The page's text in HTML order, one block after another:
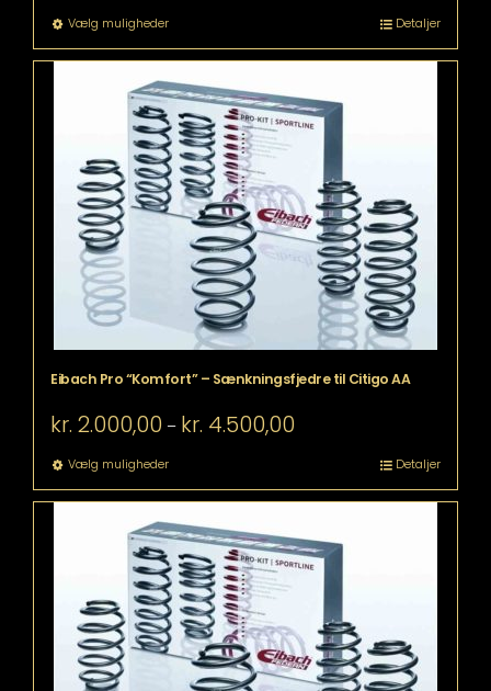
Vælg mulighederDette
vare
har
flere
varianter.
Mulighederne
kan
vælges
på
varesiden
Detaljer
Eibach Pro “Komfort” – Sænkningsfjedre til Citigo AA
kr. 2.000,00 – kr. 4.500,00
Vælg mulighederDette
vare
har
flere
varianter.
Mulighederne
kan
vælges
på
varesiden
Detaljer